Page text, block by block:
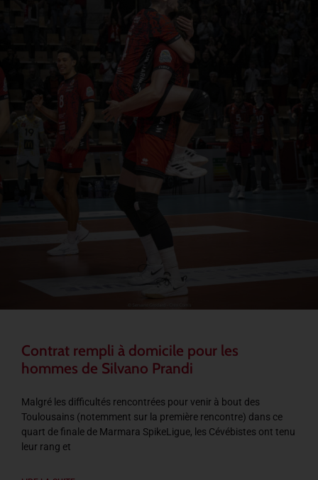
Contrat rempli à domicile pour les
hommes de Silvano Prandi
Malgré les difficultés rencontrées pour venir à bout des
Toulousains (notemment sur la première rencontre) dans ce
quart de finale de Marmara SpikeLigue, les Cévébistes ont tenu
leur rang et